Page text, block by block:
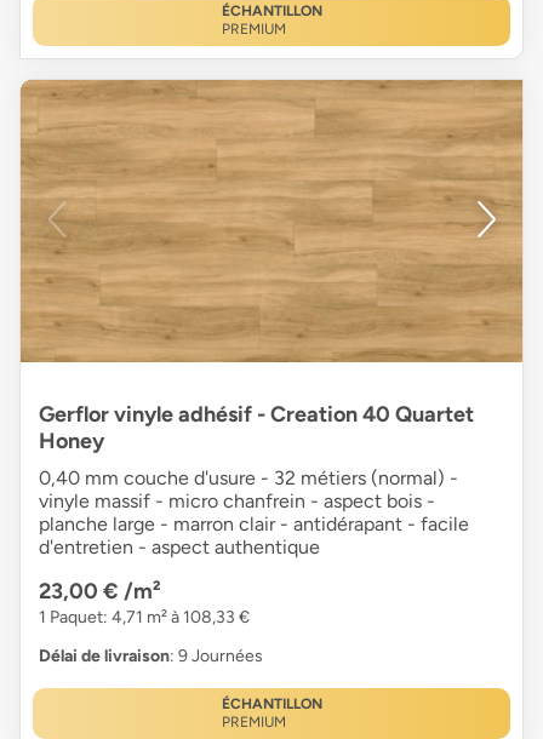
ÉCHANTILLON
PREMIUM
Gerflor vinyle adhésif - Creation 40 Quartet
Honey
0,40 mm couche d'usure - 32 métiers (normal) -
vinyle massif - micro chanfrein - aspect bois -
planche large - marron clair - antidérapant - facile
d'entretien - aspect authentique
23,00 € /m²
1 Paquet: 4,71 m² à 108,33 €
Délai de livraison: 9 Journées
ÉCHANTILLON
PREMIUM